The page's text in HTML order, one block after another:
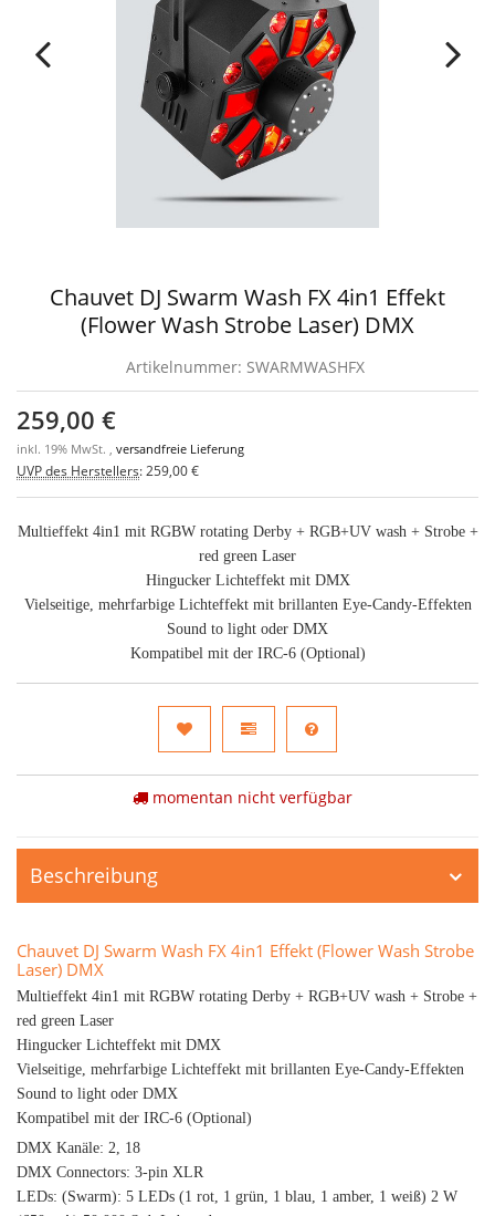
Chauvet DJ Swarm Wash FX 4in1 Effekt
(Flower Wash Strobe Laser) DMX
Artikelnummer: SWARMWASHFX
259,00 €
inkl. 19% MwSt. , versandfreie Lieferung
UVP des Herstellers: 259,00 €
Multieffekt 4in1 mit RGBW rotating Derby + RGB+UV wash + Strobe +
red green Laser
Hingucker Lichteffekt mit DMX
Vielseitige, mehrfarbige Lichteffekt mit brillanten Eye-Candy-Effekten
Sound to light oder DMX
Kompatibel mit der IRC-6 (Optional)
momentan nicht verfügbar
Beschreibung
Chauvet DJ Swarm Wash FX 4in1 Effekt (Flower Wash Strobe
Laser) DMX
Multieffekt 4in1 mit RGBW rotating Derby + RGB+UV wash + Strobe +
red green Laser
Hingucker Lichteffekt mit DMX
Vielseitige, mehrfarbige Lichteffekt mit brillanten Eye-Candy-Effekten
Sound to light oder DMX
Kompatibel mit der IRC-6 (Optional)
DMX Kanäle: 2, 18
DMX Connectors: 3-pin XLR
LEDs: (Swarm): 5 LEDs (1 rot, 1 grün, 1 blau, 1 amber, 1 weiß) 2 W